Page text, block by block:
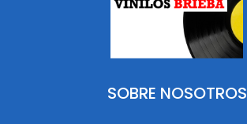
SOBRE NOSOTROS